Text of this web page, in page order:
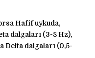
Hafif uykuda,
dalgaları (3-8 Hz),
Delta dalgaları (0,5-